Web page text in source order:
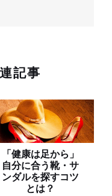
記事
「健康は足から」
自分に合う靴・サ
ンダルを探すコツ
とは？